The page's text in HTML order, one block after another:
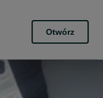
Otwórz